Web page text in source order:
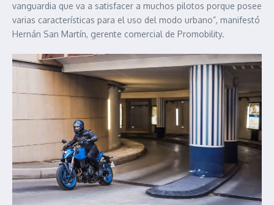
vanguardia que va a satisfacer a muchos pilotos porque posee
varias características para el uso del modo urbano”, manifestó
Hernán San Martín, gerente comercial de Promobility.